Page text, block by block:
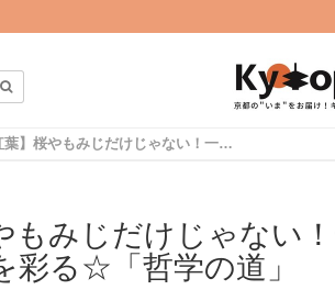
【京都紅葉】桜やもみじだけじゃない！一際真っ赤な紅葉が疏水を彩る☆「哲学の道」
もみじだけじゃない
彩る☆「哲学の道」